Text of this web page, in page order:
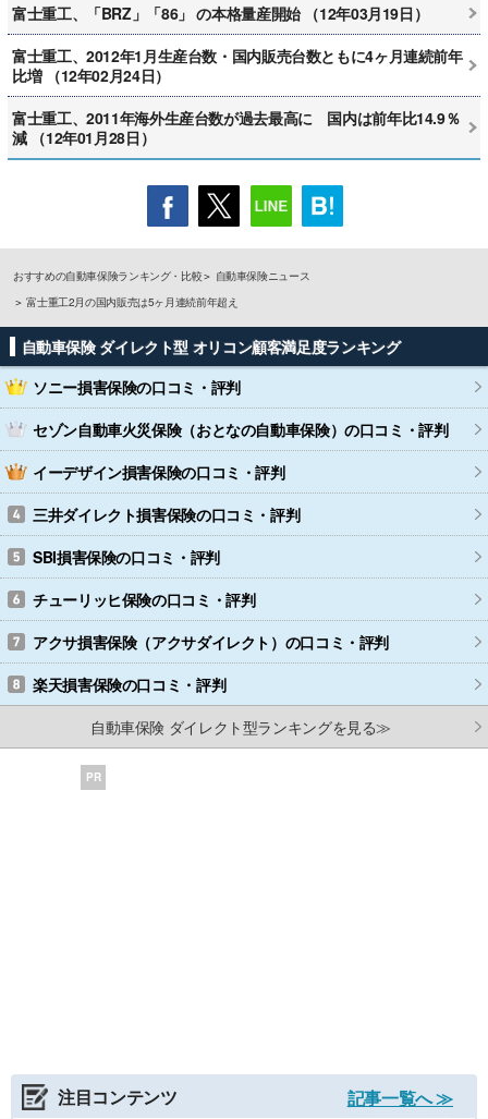
富士重工、「BRZ」「86」 の本格量産開始 （12年03月19日）
富士重工、2012年1月生産台数・国内販売台数ともに4ヶ月連続前年
比増 （12年02月24日）
富士重工、2011年海外生産台数が過去最高に 国内は前年比14.9％
減 （12年01月28日）
おすすめの自動車保険ランキング・比較
自動車保険ニュース
富士重工2月の国内販売は5ヶ月連続前年超え
自動車保険 ダイレクト型 オリコン顧客満足度ランキング
ソニー損害保険の口コミ・評判
セゾン自動車火災保険（おとなの自動車保険）の口コミ・評判
イーデザイン損害保険の口コミ・評判
三井ダイレクト損害保険の口コミ・評判
SBI損害保険の口コミ・評判
チューリッヒ保険の口コミ・評判
アクサ損害保険（アクサダイレクト） の口コミ・評判
楽天損害保険の口コミ・評判
自動車保険 ダイレクト型ランキングを見る≫
PR
注目コンテンツ
記事一覧へ ≫